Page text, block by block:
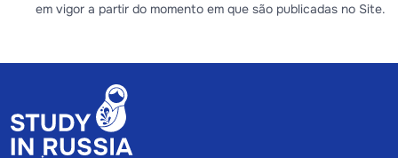
em vigor a partir do momento em que são publicadas no Site.